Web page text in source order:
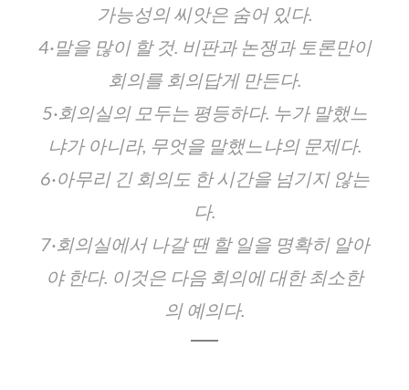
가능성의 씨앗은 숨어 있다.
4·말을 많이 할 것. 비판과 논쟁과 토론만이
회의를 회의답게 만든다.
5·회의실의 모두는 평등하다. 누가 말했느
냐가 아니라, 무엇을 말했느냐의 문제다.
6·아무리 긴 회의도 한 시간을 넘기지 않는
다.
7·회의실에서 나갈 땐 할 일을 명확히 알아
야 한다. 이것은 다음 회의에 대한 최소한
의 예의다.